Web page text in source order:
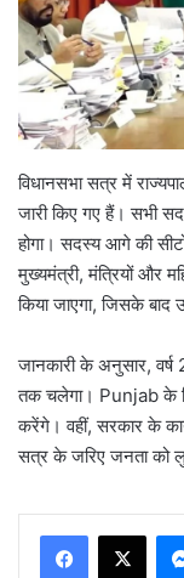
विधानसभा सत्र में
जारी किए गए हैं। सभी
होगा। सदस्य आगे की
मुख्यमंत्री, मंत्रियों और
किया जाएगा, जिसके बाद
जानकारी के अनुसार,
तक चलेगा। Punjab के
करेंगे। वहीं, सरकार के
सत्र के जरिए जनता को